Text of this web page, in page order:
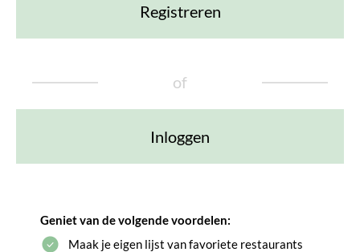
Registreren
of
Inloggen
Geniet van de volgende voordelen:
Maak je eigen lijst van favoriete restaurants